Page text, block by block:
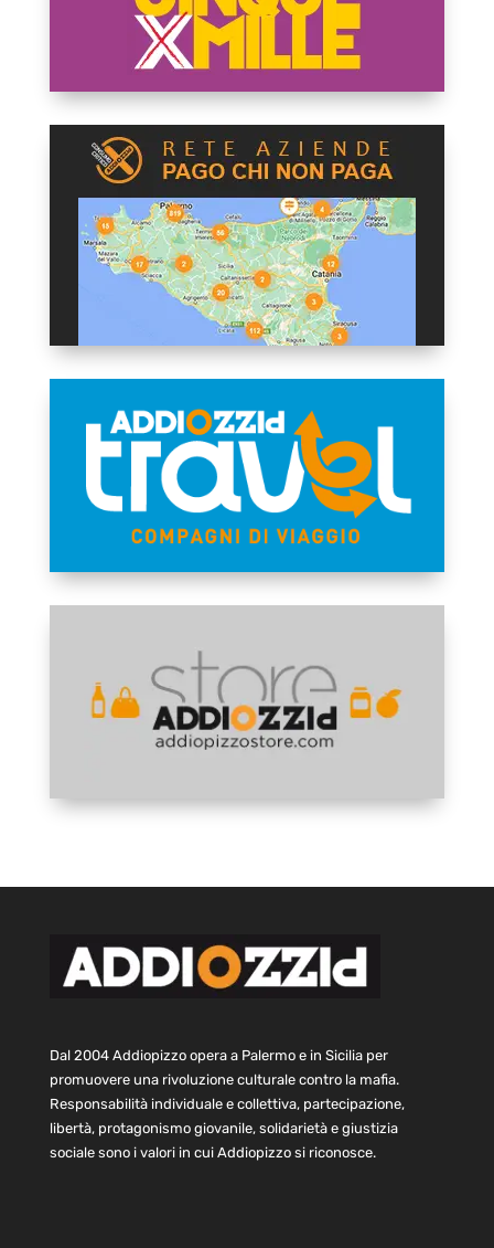
Dal 2004 Addiopizzo opera a Palermo e in Sicilia per
promuovere una rivoluzione culturale contro la mafia.
Responsabilità individuale e collettiva, partecipazione,
libertà, protagonismo giovanile, solidarietà e giustizia
sociale sono i valori in cui Addiopizzo si riconosce.